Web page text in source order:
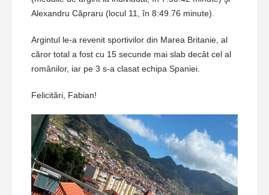
Alexandru Căpraru (locul 11, în 8:49.76 minute).
Argintul le-a revenit sportivilor din Marea Britanie, al
căror total a fost cu 15 secunde mai slab decât cel al
românilor, iar pe 3 s-a clasat echipa Spaniei.
Felicitări, Fabian!